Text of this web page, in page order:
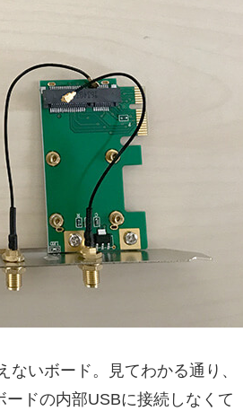
いボード。見てわかる通り、
ドの内部USBに接続しなくて